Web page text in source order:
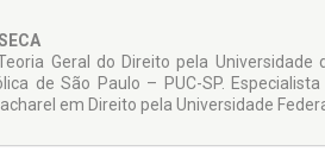
Sem me­noscabo a esse público,
– saem na contramão dos catálogos
com as disciplinas
social, reclamou-se de
desta Biblioteca, cada qual, é
Geral do Direito pela
de São Paulo – PUC-SP.
em Direito pela Uni­versidade